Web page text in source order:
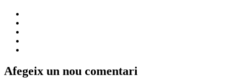
Afegeix un nou comentari